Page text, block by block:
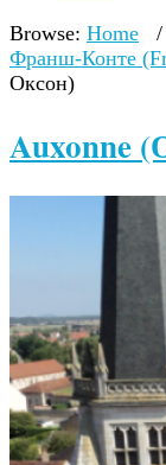
Browse: Home /
Франш-Конте
Оксон)
Auxonne